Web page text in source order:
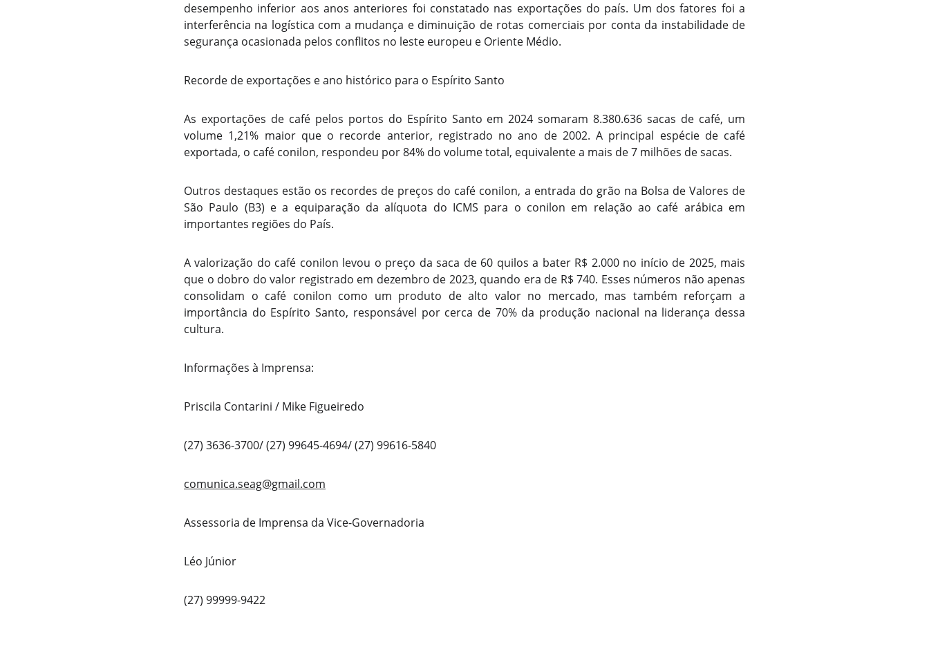
desempenho inferior aos anos anteriores foi constatado nas exportações do país. Um dos fatores foi a
interferência na logística com a mudança e diminuição de rotas comerciais por conta da instabilidade de
segurança ocasionada pelos conflitos no leste europeu e Oriente Médio.
Recorde de exportações e ano histórico para o Espírito Santo
As exportações de café pelos portos do Espírito Santo em 2024 somaram 8.380.636 sacas de café, um
volume 1,21% maior que o recorde anterior, registrado no ano de 2002. A principal espécie de café
exportada, o café conilon, respondeu por 84% do volume total, equivalente a mais de 7 milhões de sacas.
Outros destaques estão os recordes de preços do café conilon, a entrada do grão na Bolsa de Valores de
São Paulo (B3) e a equiparação da alíquota do ICMS para o conilon em relação ao café arábica em
importantes regiões do País.
A valorização do café conilon levou o preço da saca de 60 quilos a bater R$ 2.000 no início de 2025, mais
que o dobro do valor registrado em dezembro de 2023, quando era de R$ 740. Esses números não apenas
consolidam o café conilon como um produto de alto valor no mercado, mas também reforçam a
importância do Espírito Santo, responsável por cerca de 70% da produção nacional na liderança dessa
cultura.
Informações à Imprensa:
Priscila Contarini / Mike Figueiredo
(27) 3636-3700/ (27) 99645-4694/ (27) 99616-5840
comunica.seag@gmail.com
Assessoria de Imprensa da Vice-Governadoria
Léo Júnior
(27) 99999-9422